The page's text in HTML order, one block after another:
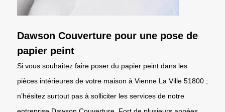
Dawson Couverture pour une pose de
papier peint
Si vous souhaitez faire poser du papier peint dans les
pièces intérieures de votre maison à Vienne La Ville 51800 ;
n’hésitez surtout pas à solliciter les services de notre